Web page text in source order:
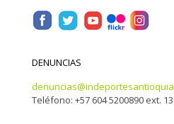
DENUNCIAS
Teléfono: +57 604 5200890 ext.